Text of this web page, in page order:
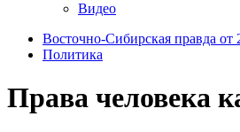
Видео
Восточно-Сибирская правда от
Политика
Права человека